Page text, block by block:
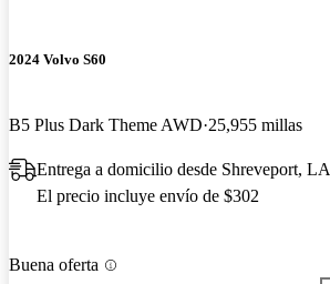
2024 Volvo S60
B5 Plus Dark Theme AWD 25,955 millas
Entrega a domicilio desde Shreveport, LA
El precio incluye envío de $302
Buena oferta